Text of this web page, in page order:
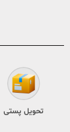
تحویل پستی